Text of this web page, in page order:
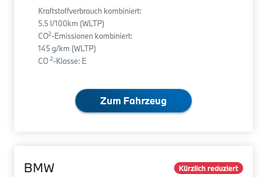
Kraftstoffverbrauch kombiniert:
5.5 l/100km (WLTP)
CO2-Emissionen kombiniert:
145 g/km (WLTP)
CO 2-Klasse: E
Zum Fahrzeug
BMW Kürzlich reduziert